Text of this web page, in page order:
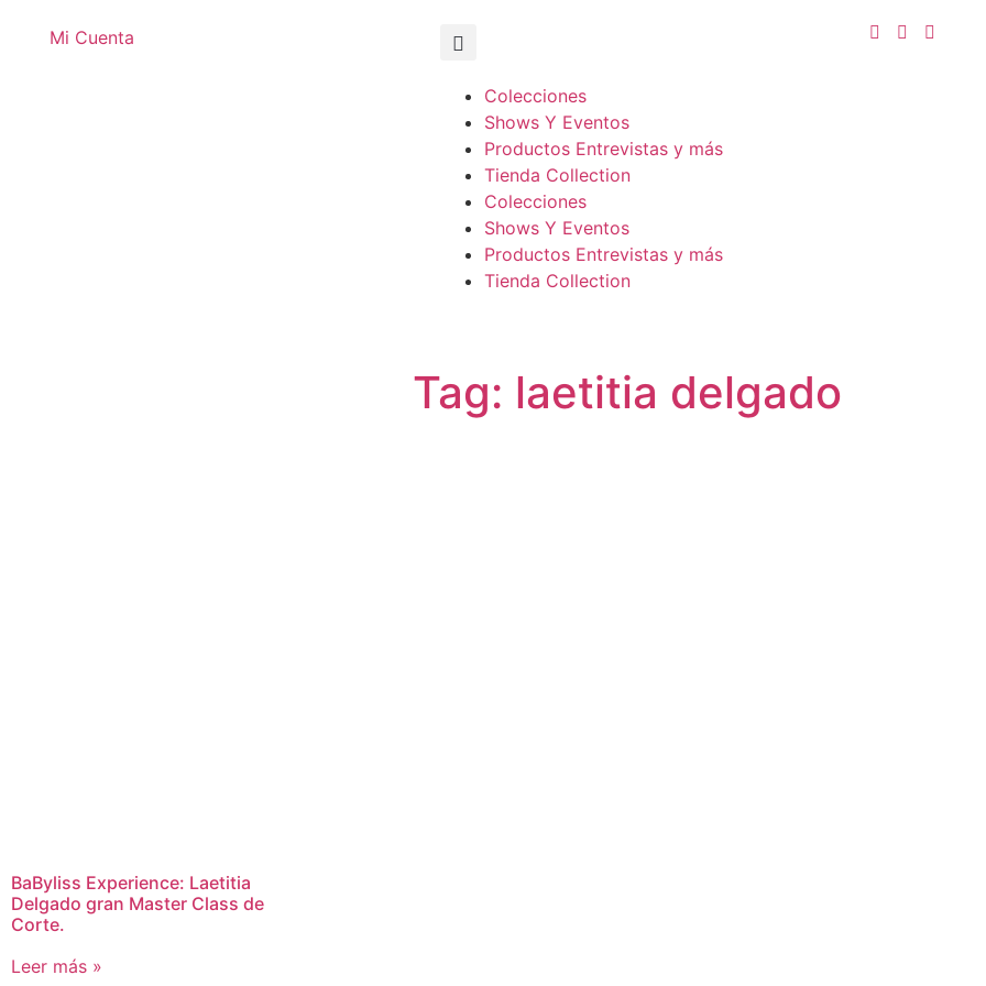
Mi Cuenta
Colecciones
Shows Y Eventos
Productos Entrevistas y más
Tienda Collection
Colecciones
Shows Y Eventos
Productos Entrevistas y más
Tienda Collection
Tag: laetitia delgado
BaByliss Experience: Laetitia
Delgado gran Master Class de
Corte.
Leer más »